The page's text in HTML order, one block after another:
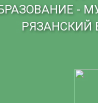
-
РЯЗАНСКИЙ